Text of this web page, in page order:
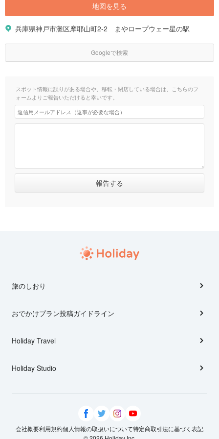
地図を見る
兵庫県神戸市灘区摩耶山町2-2 まやロープウェー星の駅
Googleで検索
スポット情報に誤りがある場合や、移転・閉店している場合は、こちらのフ
ォームよりご報告いただけると幸いです。
旅のしおり
おでかけプラン投稿ガイドライン
Holiday Travel
Holiday Studio
会社概要利用規約個人情報の取扱いについて特定商取引法に基づく表記